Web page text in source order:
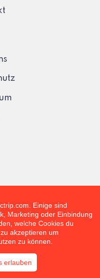
Einige sind
Marketing oder Einbindung
welche Cookies du
akzeptieren um
zu können.
erlauben